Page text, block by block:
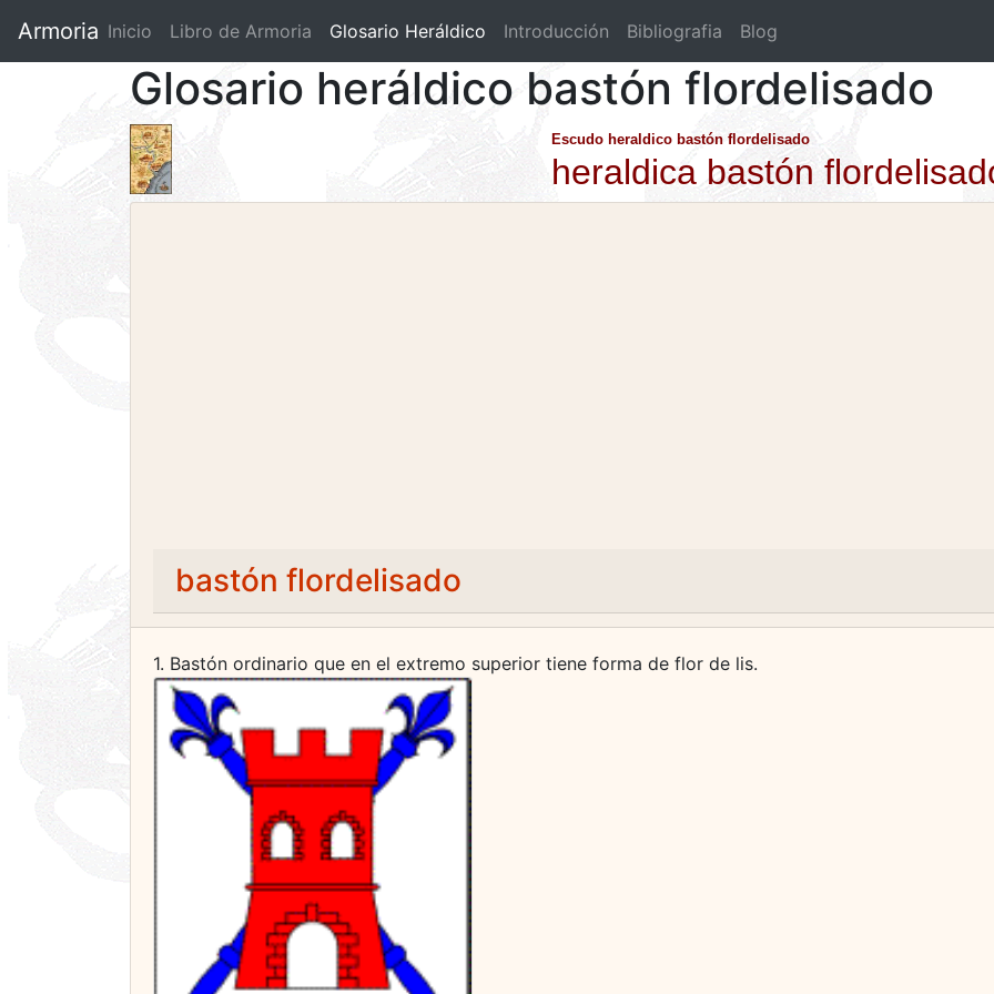
Armoria Inicio Libro de Armoria (current)
Glosario Heráldico Introducción Bibliografia Blog
Glosario heráldico bastón flordelisado
Escudo heraldico bastón flordelisado
heraldica bastón
bastón flordelisado
1. Bastón ordinario que en el extremo superior tiene forma de flor de lis.